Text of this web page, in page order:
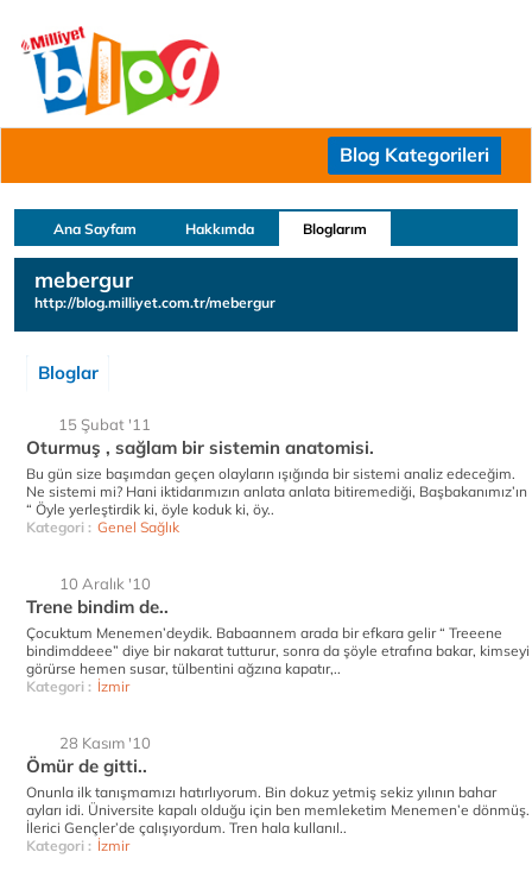
Blog Kategorileri
Ana Sayfam Hakkımda Bloglarım
mebergur
http://blog.milliyet.com.tr/mebergur
Bloglar
15 Şubat '11
Oturmuş , sağlam bir sistemin anatomisi.
Bu gün size başımdan geçen olayların ışığında bir sistemi analiz edeceğim.
Ne sistemi mi? Hani iktidarımızın anlata anlata bitiremediği, Başbakanımız’ın
“ Öyle yerleştirdik ki, öyle koduk ki, öy..
Kategori : Genel Sağlık
10 Aralık '10
Trene bindim de..
Çocuktum Menemen’deydik. Babaannem arada bir efkara gelir “ Treeene
bindimddeee” diye bir nakarat tutturur, sonra da şöyle etrafına bakar, kimseyi
görürse hemen susar, tülbentini ağzına kapatır,..
Kategori : İzmir
28 Kasım '10
Ömür de gitti..
Onunla ilk tanışmamızı hatırlıyorum. Bin dokuz yetmiş sekiz yılının bahar
ayları idi. Üniversite kapalı olduğu için ben memleketim Menemen’e dönmüş.
İlerici Gençler’de çalışıyordum. Tren hala kullanıl..
Kategori : İzmir